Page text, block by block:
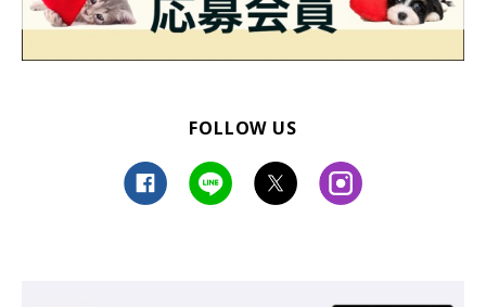
つむぎちゃんは、かけがえのない存在に
FOLLOW US